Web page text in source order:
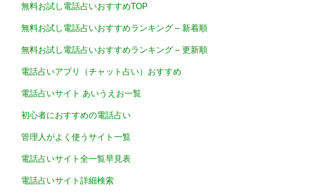
無料お試し電話占いおすすめTOP
無料お試し電話占いおすすめランキング – 新着順
無料お試し電話占いおすすめランキング – 更新順
電話占いアプリ（チャット占い）おすすめ
電話占いサイト あいうえお一覧
初心者におすすめの電話占い
管理人がよく使うサイト一覧
電話占いサイト全一覧早見表
電話占いサイト詳細検索